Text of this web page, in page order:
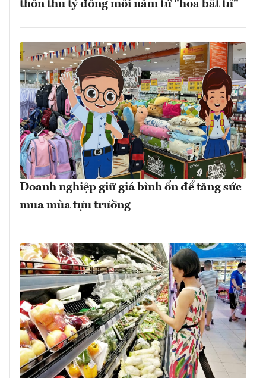
thôn thu tỷ đồng mỗi năm từ "hoa bất tử"
Doanh nghiệp giữ giá bình ổn để tăng sức
mua mùa tựu trường